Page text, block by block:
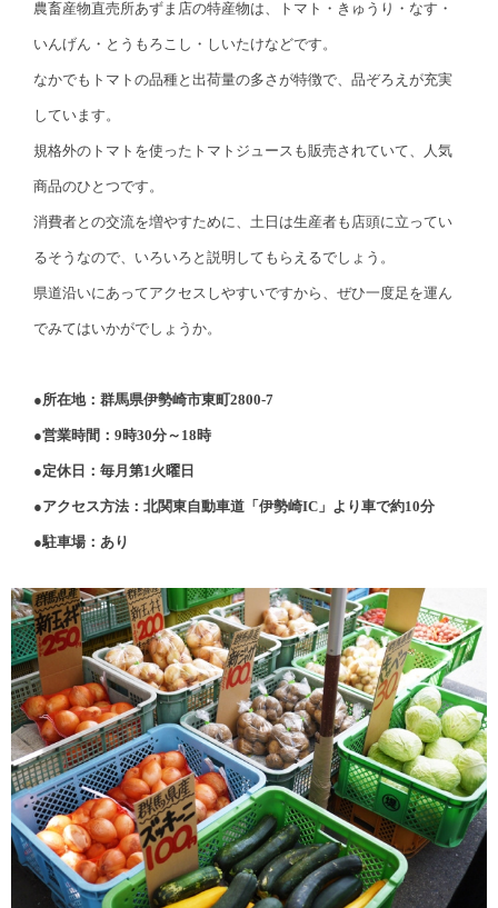
農畜産物直売所あずま店の特産物は、トマト・きゅうり・なす・
いんげん・とうもろこし・しいたけなどです。
なかでもトマトの品種と出荷量の多さが特徴で、品ぞろえが充実
しています。
規格外のトマトを使ったトマトジュースも販売されていて、人気
商品のひとつです。
消費者との交流を増やすために、土日は生産者も店頭に立ってい
るそうなので、いろいろと説明してもらえるでしょう。
県道沿いにあってアクセスしやすいですから、ぜひ一度足を運ん
でみてはいかがでしょうか。
●所在地：群馬県伊勢崎市東町2800-7
●営業時間：9時30分～18時
●定休日：毎月第1火曜日
●アクセス方法：北関東自動車道「伊勢崎IC」より車で約10分
●駐車場：あり